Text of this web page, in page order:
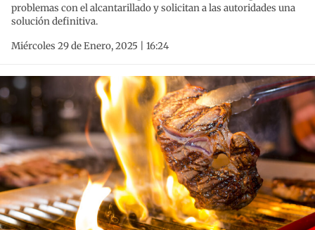
problemas con el alcantarillado y solicitan a las autoridades una
solución definitiva.
Miércoles 29 de Enero, 2025 | 16:24